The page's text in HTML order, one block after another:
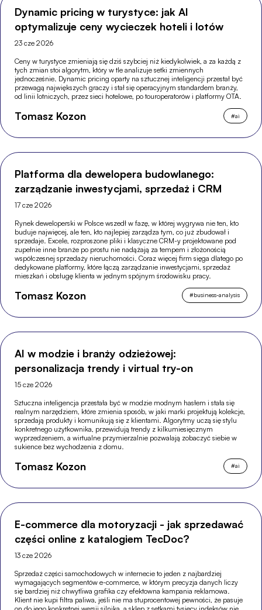
Dynamic pricing w turystyce: jak AI
optymalizuje ceny wycieczek hoteli i lotów
23 cze 2026
Ceny w turystyce zmieniają się dziś szybciej niż kiedykolwiek, a za każdą z
tych zmian stoi algorytm, który w tle analizuje setki zmiennych
jednocześnie. Dynamic pricing oparty na sztucznej inteligencji przestał być
przewagą największych graczy i stał się operacyjnym standardem branży,
od linii lotniczych, przez sieci hotelowe, po touroperatorów i platformy OTA.
Tomasz Kozon #ai
Platforma dla dewelopera budowlanego:
zarządzanie inwestycjami, sprzedaż i CRM
17 cze 2026
Rynek deweloperski w Polsce wszedł w fazę, w której wygrywa nie ten, kto
buduje najwięcej, ale ten, kto najlepiej zarządza tym, co już zbudował i
sprzedaje. Excele, rozproszone pliki i klasyczne CRM-y projektowane pod
zupełnie inne branże po prostu nie nadążają za tempem i złożonością
współczesnej sprzedaży nieruchomości. Coraz więcej firm sięga dlatego po
dedykowane platformy, które łączą zarządzanie inwestycjami, sprzedaż
mieszkań i obsługę klienta w jednym spójnym środowisku pracy.
Tomasz Kozon #business-analysis
AI w modzie i branży odzieżowej:
personalizacja trendy i virtual try-on
15 cze 2026
Sztuczna inteligencja przestała być w modzie modnym hasłem i stała się
realnym narzędziem, które zmienia sposób, w jaki marki projektują kolekcje,
sprzedają produkty i komunikują się z klientami. Algorytmy uczą się stylu
konkretnego użytkownika, przewidują trendy z kilkumiesięcznym
wyprzedzeniem, a wirtualne przymierzalnie pozwalają zobaczyć siebie w
sukience bez wychodzenia z domu.
Tomasz Kozon #ai
E-commerce dla motoryzacji - jak sprzedawać
części online z katalogiem TecDoc?
13 cze 2026
Sprzedaż części samochodowych w internecie to jeden z najbardziej
wymagających segmentów e-commerce, w którym precyzja danych liczy
się bardziej niż chwytliwa grafika czy efektowna kampania reklamowa.
Klient nie kupi filtra paliwa, jeśli nie ma stuprocentowej pewności, że pasuje